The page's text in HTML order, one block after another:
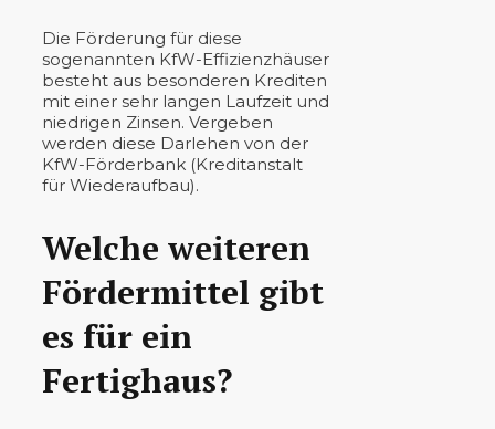
Die Förderung für diese
sogenannten KfW-Effizienzhäuser
besteht aus besonderen Krediten
mit einer sehr langen Laufzeit und
niedrigen Zinsen. Vergeben
werden diese Darlehen von der
KfW-Förderbank (Kreditanstalt
für Wiederaufbau).
Welche weiteren
Fördermittel gibt
es für ein
Fertighaus?